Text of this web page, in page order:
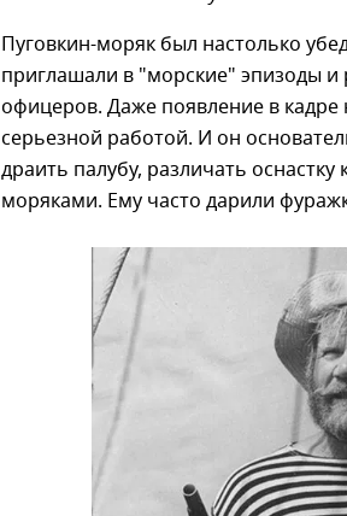
Пуговкин-моряк был настолько
приглашали в "морские" эпизоды
офицеров. Даже появление в кадре
серьезной работой. И он
драить палубу, различать оснастку
моряками. Ему часто дарили